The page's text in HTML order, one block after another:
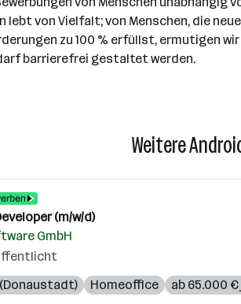
lebt von Vielfalt; von Menschen, die
zu 100 % erfüllst, ermutigen
barrierefrei gestaltet werden.
Weitere
(m/w/d)
GmbH
(Donaustadt)
Homeoffice ab 65.000